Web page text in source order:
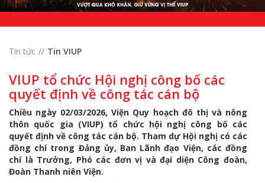
Tin tức Tin VIUP
VIUP tổ chức Hội nghị công bố các
quyết định về công tác cán bộ
Chiều ngày 02/03/2026, Viện Quy hoạch đô thị và nông
thôn quốc gia (VIUP) tổ chức hội nghị công bố các
quyết định về công tác cán bộ. Tham dự Hội nghị có các
đồng chí trong Đảng ủy, Ban Lãnh đạo Viện, các đồng
chí là Trưởng, Phó các đơn vị và đại diện Công đoàn,
Đoàn Thanh niên Viện.